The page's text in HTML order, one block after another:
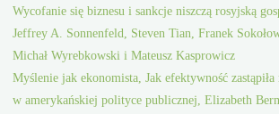
Wycofanie się biznesu i sankcje niszczą rosyjską
Jeffrey A. Sonnenfeld, Steven Tian, Franek
Michał Wyrebkowski i Mateusz Kasprowicz
Myślenie jak ekonomista, Jak efektywność zastąpiła
w amerykańskiej polityce publicznej, Elizabeth